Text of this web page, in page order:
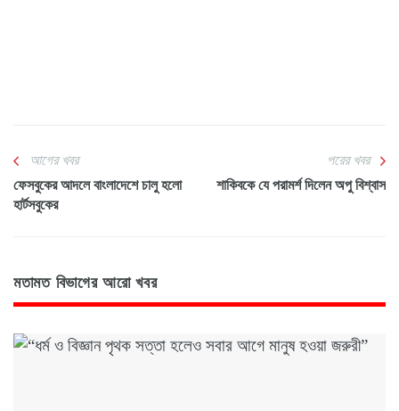
আগের খবর
ফেসবুকের আদলে বাংলাদেশে চালু হলো
হার্টসবুকের
পরের খবর
শাকিবকে যে পরামর্শ দিলেন অপু বিশ্বাস
মতামত বিভাগের আরো খবর